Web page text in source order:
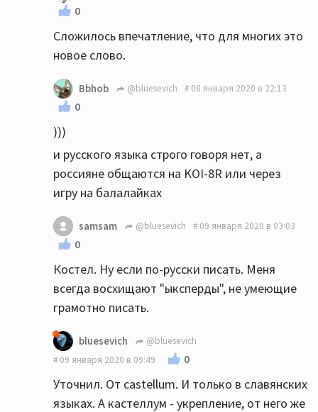
0
Сложилось впечатление, что для многих это
новое слово.
Bbhob @bluesevich 08 января 2020 в 22:13
0
)))
и русского языка строго говоря нет, а
россияне общаются на KOI-8R или через
игру на балалайках
samsam @bluesevich 09 января 2020 в 03:03
0
Костел. Ну если по-русски писать. Меня
всегда восхищают "ыксперды", не умеющие
грамотно писать.
bluesevich
@bluesevich
09 января 2020 в 09:49
0
Уточнил. От castellum. И только в славянских
языках. А кастеллум - укрепление, от него же